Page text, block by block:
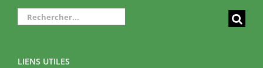
Rechercher:
LIENS UTILES